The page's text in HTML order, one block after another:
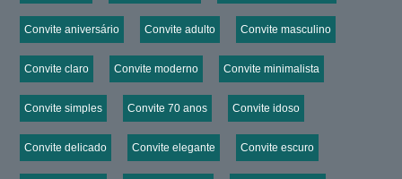
Convite aniversário Convite adulto Convite masculino
Convite claro Convite moderno Convite minimalista
Convite simples Convite 70 anos Convite idoso
Convite delicado Convite elegante Convite escuro